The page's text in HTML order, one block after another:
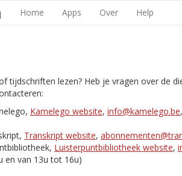
Home Apps Over Help
tijdschriften lezen? Heb je vragen over de
Kamelego website, info@kamelego.be
Transkript website,
Luisterpuntbibliotheek website,
en van 13u tot 16u)